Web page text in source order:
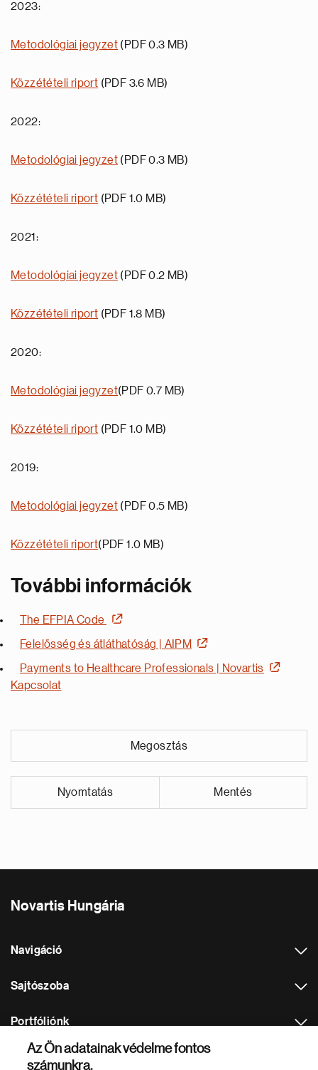
2023:
Metodológiai jegyzet (PDF 0.3 MB)
Közzétételi riport (PDF 3.6 MB)
2022:
Metodológiai jegyzet (PDF 0.3 MB)
Közzétételi riport (PDF 1.0 MB)
2021:
Metodológiai jegyzet (PDF 0.2 MB)
Közzétételi riport (PDF 1.8 MB)
2020:
Metodológiai jegyzet(PDF 0.7 MB)
Közzétételi riport (PDF 1.0 MB)
2019:
Metodológiai jegyzet (PDF 0.5 MB)
Közzétételi riport(PDF 1.0 MB)
További információk
The EFPIA Code
Felelősség és átláthatóság | AIPM
Payments to Healthcare Professionals | Novartis
Kapcsolat
Megosztás
Nyomtatás Mentés
Novartis Hungária
Navigáció
Sajtószoba
Portfóliónk
Más Novartis weboldalak
Az Ön adatainak védelme fontos
számunkra.